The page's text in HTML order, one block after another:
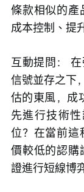
條款相似的產
成本控制、提
互動提問：
信號並存之下
估的東風，成
先進行技術
位？在當前這
價較低的認購
證進行短線博